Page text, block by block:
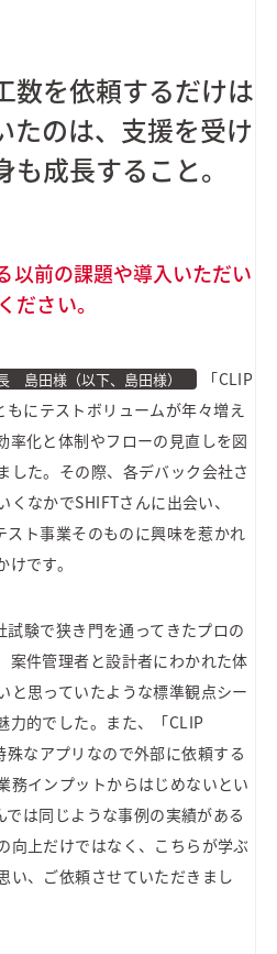
数を依頼するだけは
たのは、支援を受け
成長すること。
以前の課題や導入いただい
ださい。
島田様（以下、島田様）
「CLIP
にテストボリュームが年々増え
率化と体制やフローの見直しを図
した。その際、各デバック会社さ
なかでSHIFTさんに出会い、
スト事業そのものに興味を惹かれ
です。
験で狭き門を通ってきたプロの
案件管理者と設計者にわかれた体
と思っていたような標準観点シー
力的でした。また、「CLIP
殊なアプリなので外部に依頼する
務インプットからはじめないとい
は同じような事例の実績がある
向上だけではなく、こちらが学ぶ
い、ご依頼させていただきまし